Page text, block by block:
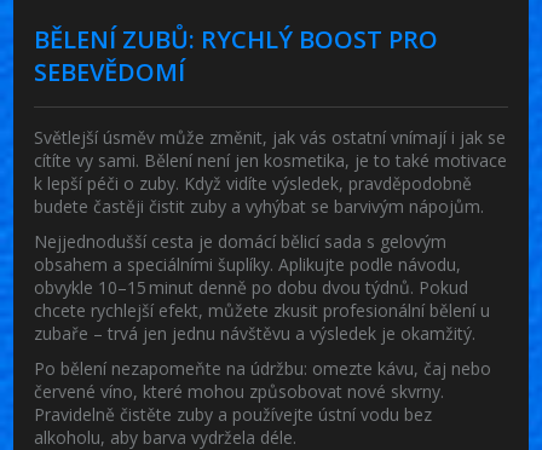
BĚLENÍ ZUBŮ: RYCHLÝ BOOST PRO
SEBEVĚDOMÍ
Světlejší úsměv může změnit, jak vás ostatní vnímají i jak se
cítíte vy sami. Bělení není jen kosmetika, je to také motivace
k lepší péči o zuby. Když vidíte výsledek, pravděpodobně
budete častěji čistit zuby a vyhýbat se barvivým nápojům.
Nejjednodušší cesta je domácí bělicí sada s gelovým
obsahem a speciálními šuplíky. Aplikujte podle návodu,
obvykle 10–15 minut denně po dobu dvou týdnů. Pokud
chcete rychlejší efekt, můžete zkusit profesionální bělení u
zubaře – trvá jen jednu návštěvu a výsledek je okamžitý.
Po bělení nezapomeňte na údržbu: omezte kávu, čaj nebo
červené víno, které mohou způsobovat nové skvrny.
Pravidelně čistěte zuby a používejte ústní vodu bez
alkoholu, aby barva vydržela déle.